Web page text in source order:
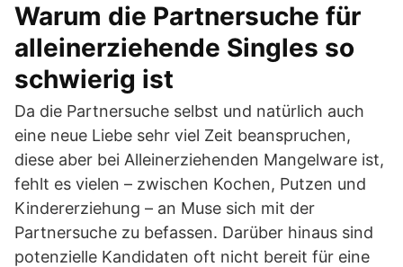
Warum die Partnersuche für
alleinerziehende Singles so
schwierig ist
Da die Partnersuche selbst und natürlich auch
eine neue Liebe sehr viel Zeit beanspruchen,
diese aber bei Alleinerziehenden Mangelware ist,
fehlt es vielen – zwischen Kochen, Putzen und
Kindererziehung – an Muse sich mit der
Partnersuche zu befassen. Darüber hinaus sind
potenzielle Kandidaten oft nicht bereit für eine